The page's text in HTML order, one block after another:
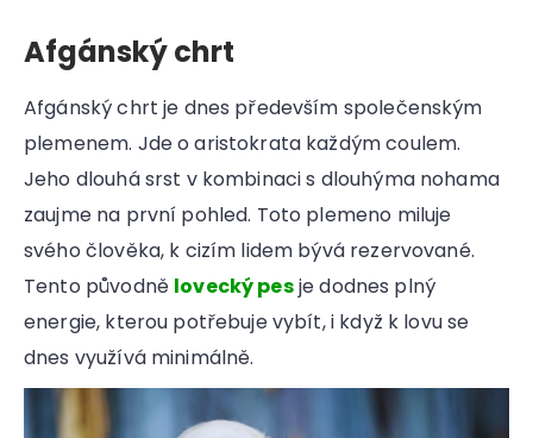
Afgánský chrt
Afgánský chrt je dnes především společenským
plemenem. Jde o aristokrata každým coulem.
Jeho dlouhá srst v kombinaci s dlouhýma nohama
zaujme na první pohled. Toto plemeno miluje
svého člověka, k cizím lidem bývá rezervované.
Tento původně lovecký pesje dodnes plný
energie, kterou potřebuje vybít, i když k lovu se
dnes využívá minimálně.